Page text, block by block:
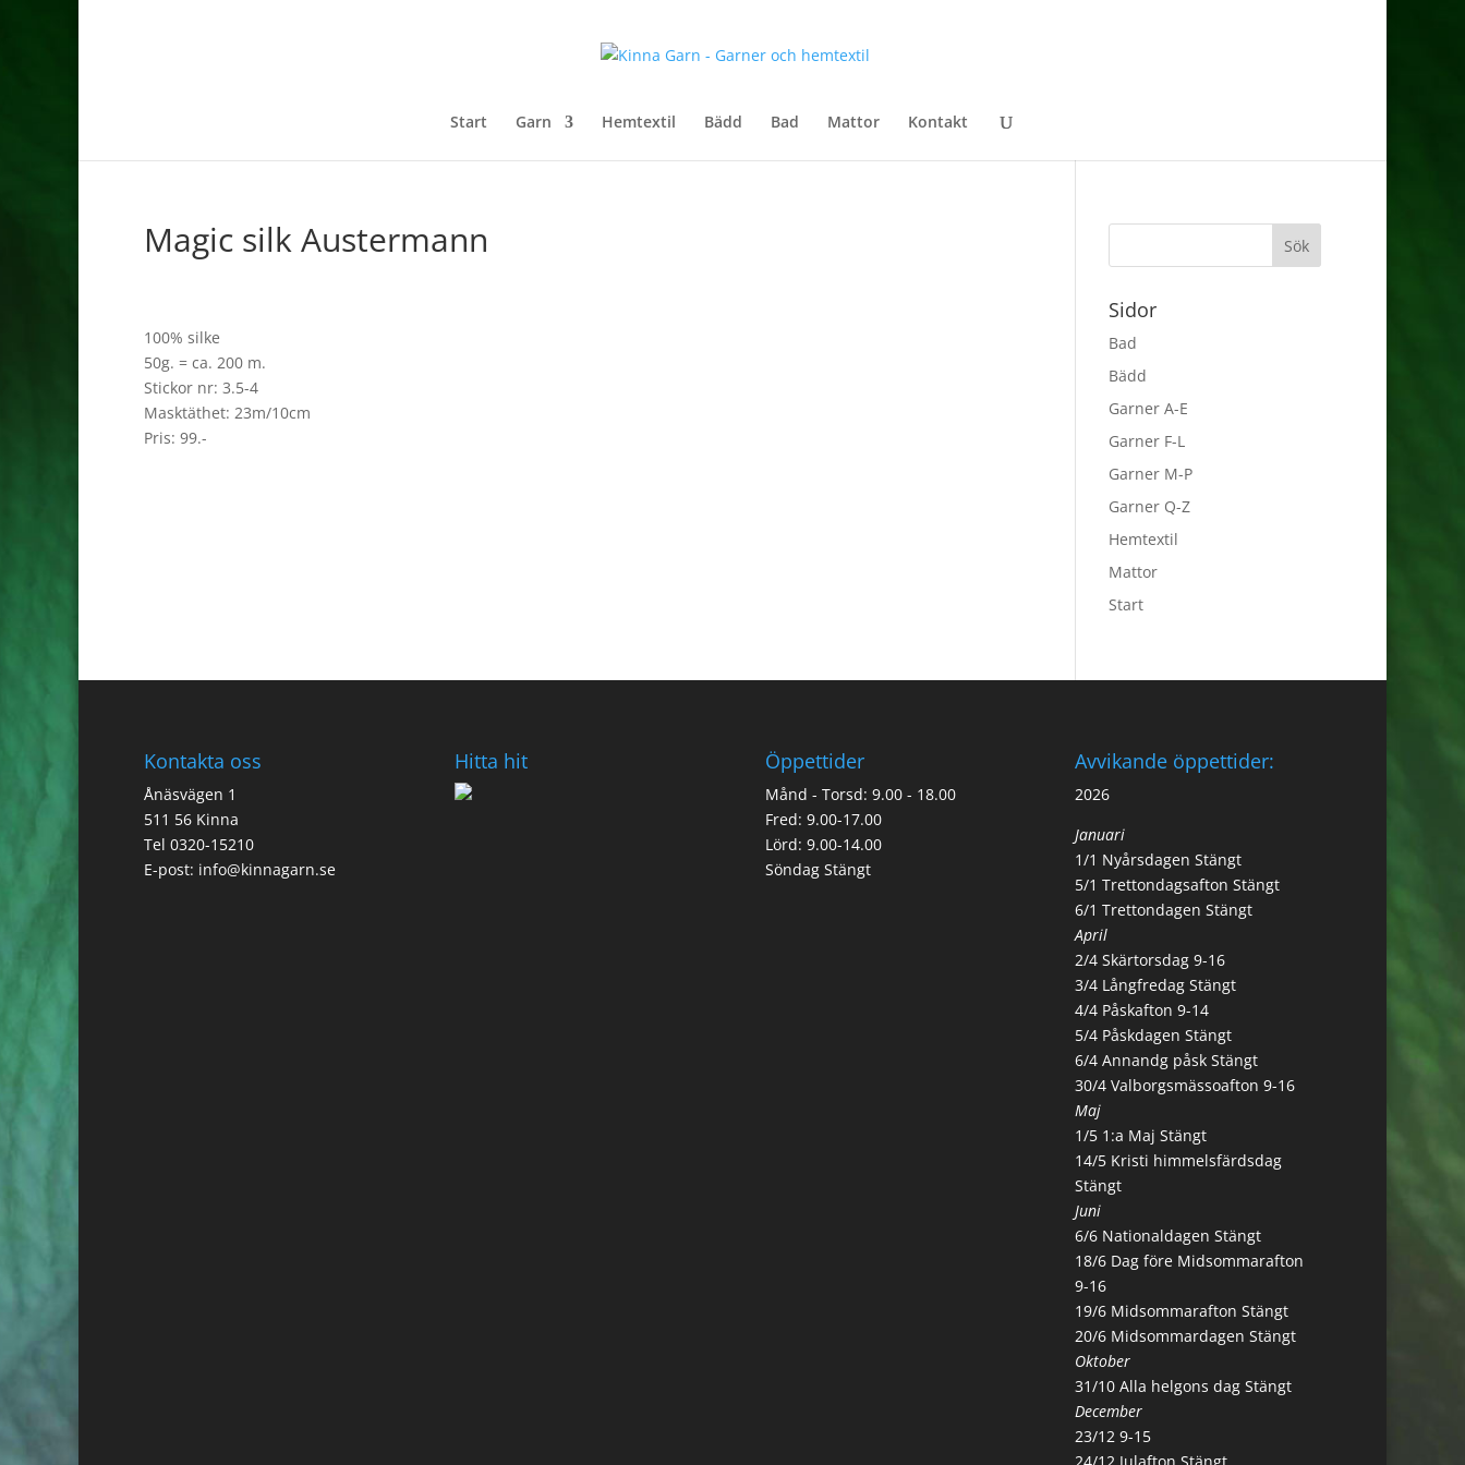
Start Garn Hemtextil Bädd Bad Mattor Kontakt
Magic silk Austermann
100% silke
50g. = ca. 200 m.
Stickor nr: 3.5-4
Masktäthet: 23m/10cm
Pris: 99.-
Sidor
Bad
Bädd
Garner A-E
Garner F-L
Garner M-P
Garner Q-Z
Hemtextil
Mattor
Start
Kontakta oss
Ånäsvägen 1
511 56 Kinna
Tel 0320-15210
E-post: info@kinnagarn.se
Hitta hit Öppettider
Månd - Torsd: 9.00 - 18.00
Fred: 9.00-17.00
Lörd: 9.00-14.00
Söndag Stängt
Avvikande öppettider:
2026
Januari
1/1 Nyårsdagen Stängt
5/1 Trettondagsafton Stängt
6/1 Trettondagen Stängt
April
2/4 Skärtorsdag 9-16
3/4 Långfredag Stängt
4/4 Påskafton 9-14
5/4 Påskdagen Stängt
6/4 Annandg påsk Stängt
30/4 Valborgsmässoafton 9-16
Maj
1/5 1:a Maj Stängt
14/5 Kristi himmelsfärdsdag
Stängt
Juni
6/6 Nationaldagen Stängt
18/6 Dag före Midsommarafton
9-16
19/6 Midsommarafton Stängt
20/6 Midsommardagen Stängt
Oktober
31/10 Alla helgons dag Stängt
December
23/12 9-15